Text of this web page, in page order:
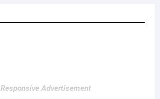
Responsive Advertisement